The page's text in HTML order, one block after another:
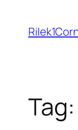
content
Tag: